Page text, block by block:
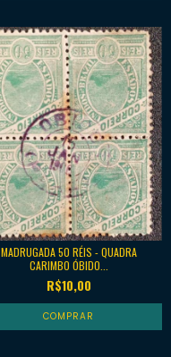
MADRUGADA 50 RÉIS - QUADRA
CARIMBO ÓBIDO...
R$10,00